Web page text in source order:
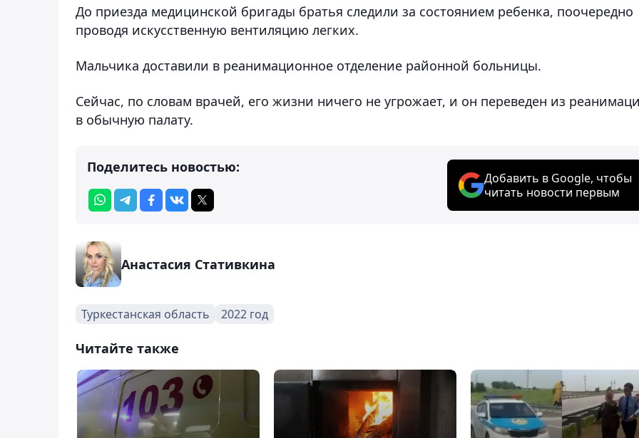
До приезда медицинской бригады братья следили за состоянием ребенка, поочередно
проводя искусственную вентиляцию легких.
Мальчика доставили в реанимационное отделение районной больницы.
Сейчас, по словам врачей, его жизни ничего не угрожает, и он переведен из
в обычную палату.
Поделитесь новостью:
Добавить в Google, чтобы
читать новости первым
Анастасия Стативкина
Туркестанская область 2022 год
Читайте также